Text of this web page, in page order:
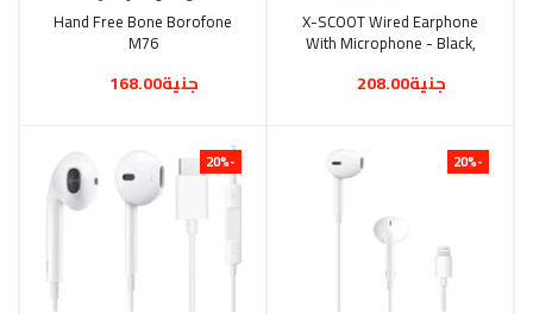
أضف إلى السلة
X-SCOOT Wired Earphone
With Microphone - Black,
Distinctive Product
جنية208.00
أضف إلى السلة
Hand Free Bone Borofone
M76
جنية168.00
-20%
-20%